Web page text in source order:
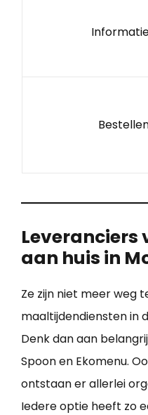
aan huis in
Ze zijn niet meer weg
maaltijdendiensten in
Denk dan aan
Spoon en Ekomenu.
ontstaan er allerlei
Iedere optie heeft zo